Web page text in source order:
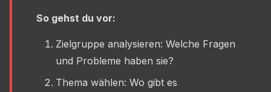
So gehst du vor:
Zielgruppe analysieren: Welche Fragen
und Probleme haben sie?
Thema wählen: Wo gibt es